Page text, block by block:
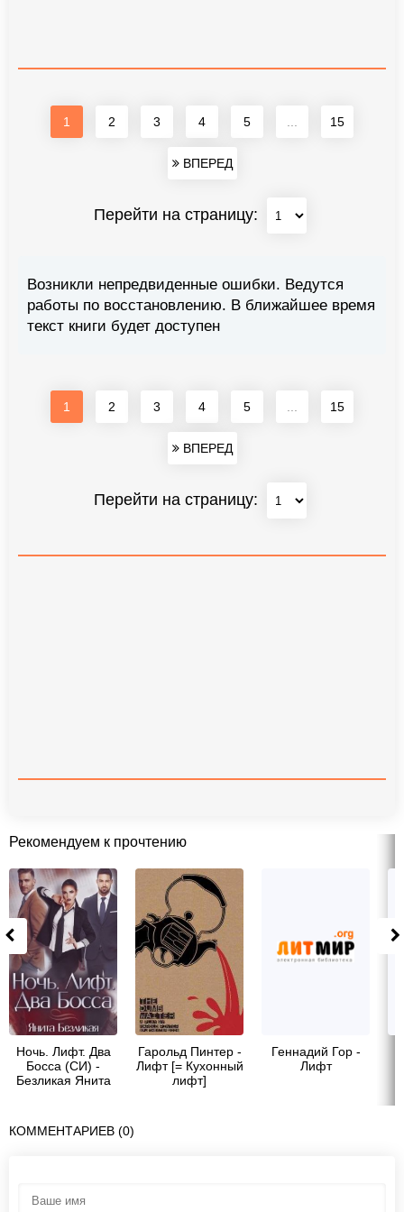
1 2 3 4 5 15
ВПЕРЕД
Перейти на страницу:
Возникли непредвиденные ошибки. Ведутся
работы по восстановлению. В ближайшее время
текст книги будет доступен
1 2 3 4 5 15
ВПЕРЕД
Перейти на страницу:
Рекомендуем к прочтению
Ночь. Лифт. Два
Босса (СИ) -
Безликая Янита
Гарольд Пинтер -
Лифт [= Кухонный
лифт]
Геннадий Гор -
Лифт
КОММЕНТАРИЕВ (0)